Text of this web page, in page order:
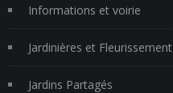
Informations et voirie
Jardinières et Fleurissement
Jardins Partagés